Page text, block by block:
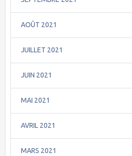
AOÛT 2021
JUILLET 2021
JUIN 2021
MAI 2021
AVRIL 2021
MARS 2021